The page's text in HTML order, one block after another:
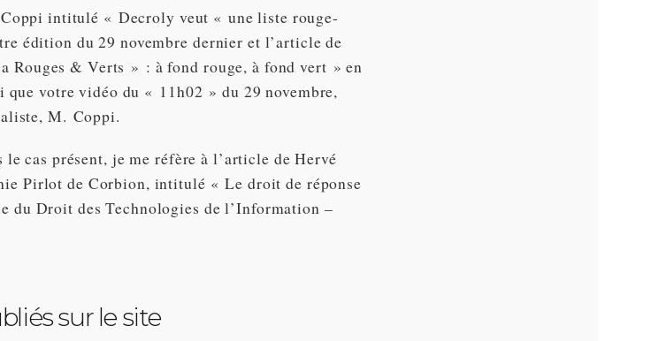
intitulé « Decroly veut « une liste rouge-
édition du 29 novembre dernier et l’article de
& Verts » : à fond rouge, à fond vert » en
votre vidéo du « 11h02 » du 29 novembre,
M. Coppi.
cas présent, je me réfère à l’article de Hervé
Pirlot de Corbion, intitulé « Le droit de réponse
du Droit des Technologies de l’Information –
sur le site